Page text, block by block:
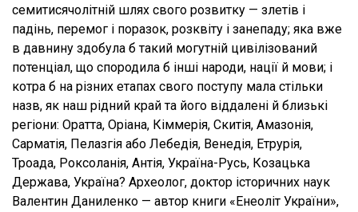
семитисячолітній шлях свого розвитку — злетів і
падінь, перемог і поразок, розквіту і занепаду; яка вже
в давнину здобула б такий могутній цивілізований
потенціал, що спородила б інші народи, нації й мови; і
котра б на різних етапах свого поступу мала стільки
назв, як наш рідний край та його віддалені й близькі
регіони: Оратта, Оріана, Кіммерія, Скитія, Амазонія,
Сарматія, Пелазгія або Лебедія, Венедія, Етрурія,
Троада, Роксоланія, Антія, Україна-Русь, Козацька
Держава, Україна? Археолог, доктор історичних наук
Валентин Даниленко — автор книги «Енеоліт України»,